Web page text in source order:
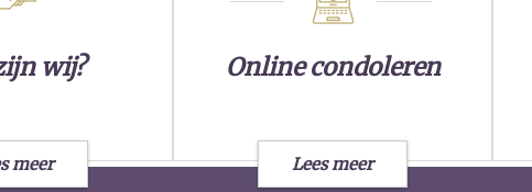
wij?
meer
Online condoleren
Lees meer